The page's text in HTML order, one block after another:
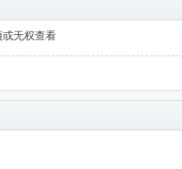
无权查看